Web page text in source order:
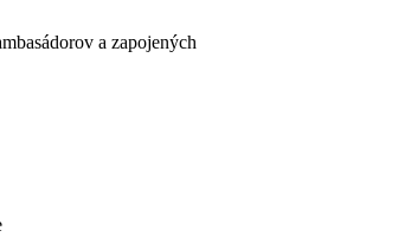
a zapojených